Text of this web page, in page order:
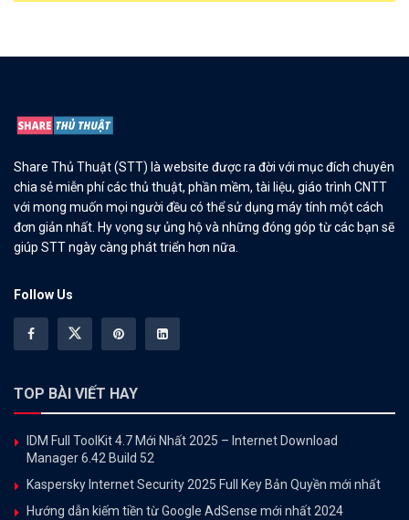
Share Thủ Thuật (STT) là website được ra đời với mục đích chuyên
chia sẻ miễn phí các thủ thuật, phần mềm, tài liệu, giáo trình CNTT
với mong muốn mọi người đều có thể sử dụng máy tính một cách
đơn giản nhất. Hy vọng sự ủng hộ và những đóng góp từ các bạn sẽ
giúp STT ngày càng phát triển hơn nữa.
Follow Us
TOP BÀI VIẾT HAY
IDM Full ToolKit 4.7 Mới Nhất 2025 – Internet Download
Manager 6.42 Build 52
Kaspersky Internet Security 2025 Full Key Bản Quyền mới nhất
Hướng dẫn kiếm tiền từ Google AdSense mới nhất 2024